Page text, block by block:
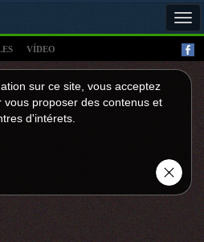
VÍDEO
sur ce site, vous acceptez
vous proposer des contenus et
d'intérets.